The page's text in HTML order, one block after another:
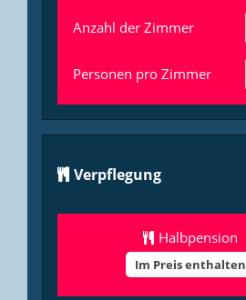
Anzahl der Zimmer
Personen pro Zimmer
Verpflegung
Halbpension
Im Preis enthalten